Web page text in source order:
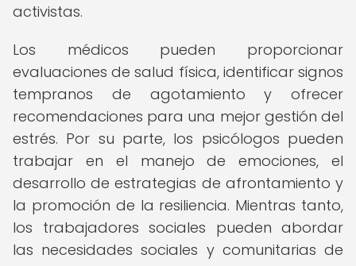
activistas.
Los médicos pueden proporcionar
evaluaciones de salud física, identificar signos
tempranos de agotamiento y ofrecer
recomendaciones para una mejor gestión del
estrés. Por su parte, los psicólogos pueden
trabajar en el manejo de emociones, el
desarrollo de estrategias de afrontamiento y
la promoción de la resiliencia. Mientras tanto,
los trabajadores sociales pueden abordar
las necesidades sociales y comunitarias de